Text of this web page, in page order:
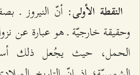
النقطة الأولى: أنّ النيروز ـ
وحقيقة خارجيّة ـ هو عبارة عن
الحمل، حيث يجُعل ذلك